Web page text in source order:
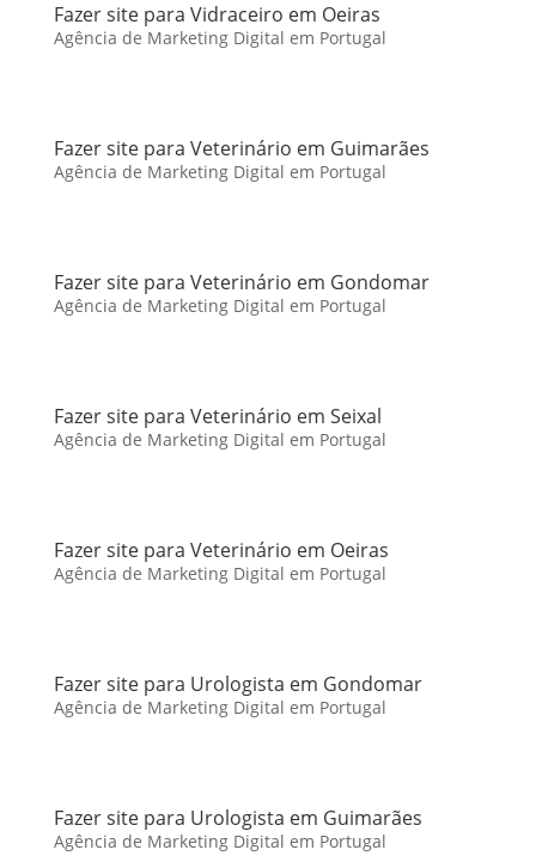
Fazer site para Vidraceiro em Oeiras
Agência de Marketing Digital em Portugal
Fazer site para Veterinário em Guimarães
Agência de Marketing Digital em Portugal
Fazer site para Veterinário em Gondomar
Agência de Marketing Digital em Portugal
Fazer site para Veterinário em Seixal
Agência de Marketing Digital em Portugal
Fazer site para Veterinário em Oeiras
Agência de Marketing Digital em Portugal
Fazer site para Urologista em Gondomar
Agência de Marketing Digital em Portugal
Fazer site para Urologista em Guimarães
Agência de Marketing Digital em Portugal